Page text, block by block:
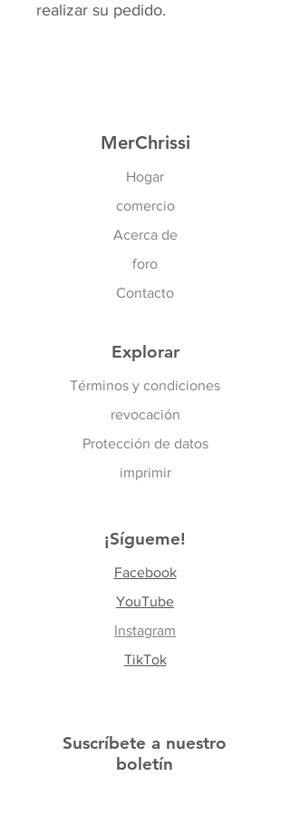
realizar su pedido.
MerChrissi
Hogar
comercio
Acerca de
foro
Contacto
Explorar
Términos y condiciones
revocación
Protección de datos
imprimir
¡Sígueme!
Facebook
YouTube
Instagram
TikTok
Suscríbete a nuestro
boletín